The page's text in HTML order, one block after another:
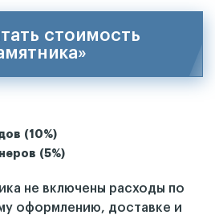
стоимость
(10%)
(5%)
не включены расходы по
оформлению, доставке и